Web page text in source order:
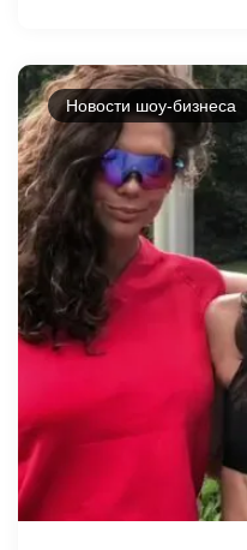
Новости шоу-бизнеса